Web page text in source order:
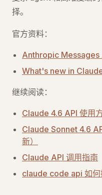
择。
官方资料：
Anthropic Messages
What's new in
继续阅读：
Claude 4.6 API 使用
Claude Sonnet 4.6
新）
Claude API 调用指南
claude code api 如何